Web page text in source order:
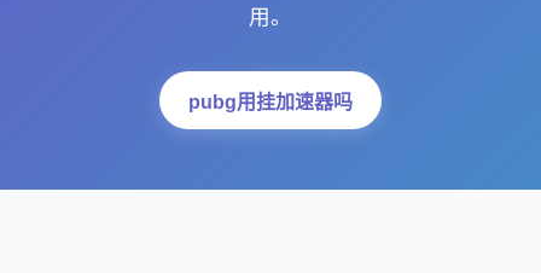
用。
pubg用挂加速器吗